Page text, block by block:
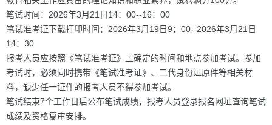
笔试时间：2026年3月21日14：00--16：00
笔试准考证下载打印时间：2026年3月19日9：00--2026年3月21日
14：30
报考人员应按照《笔试准考证》上确定的时间和地点参加考试。参加
考试时，必须同时携带《笔试准考证》、二代身份证原件等相关材
料，缺少任一证件的报考人员不得参加考试。
笔试结束7个工作日后公布笔试成绩，报考人员登录报名网址查询笔试
成绩及资格复审安排。